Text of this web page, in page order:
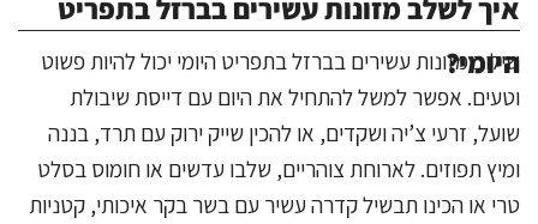
איך לשלב מזונות עשירים בברזל בתפריט
היומי?
שילוב מזונות עשירים בברזל בתפריט היומי יכול להיות פשוט
וטעים. אפשר למשל להתחיל את היום עם דייסת שיבולת
שועל, זרעי צ’יה ושקדים, או להכין שייק ירוק עם תרד, בננה
ומיץ תפוזים. לארוחת צוהריים, שלבו עדשים או חומוס בסלט
טרי או הכינו תבשיל קדרה עשיר עם בשר בקר איכותי, קטניות